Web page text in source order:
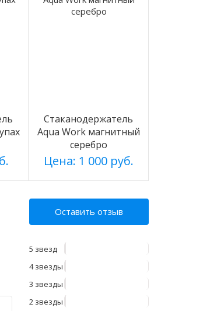
Стаканодержатель
Aqua Work магнитный
серебро
Цена: 1 000 руб.
Оставить отзыв
5 звезд
4 звезды
3 звезды
2 звезды